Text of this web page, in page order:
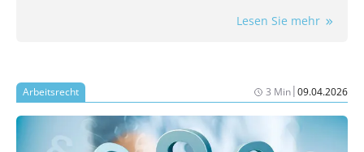
Versorgungswerk oder der gesetzlichen
Private Altersvorsorge ist wichtiger denn je. Doch
wie können Berufstätige heute so investieren,
dass sie später im Ruhestand gut versorgt sind?
Lesen Sie mehr
Arbeitsrecht 3 Min|09.04.2026